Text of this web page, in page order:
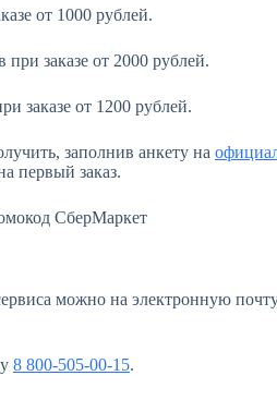
от 1000 рублей.
заказе от 2000 рублей.
заказе от 1200 рублей.
заполнив анкету на
первый заказ.
можно на электронную
8 800-505-00-15.